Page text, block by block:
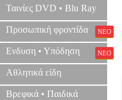
Ταινίες DVD • Blu Ray
Προσωπική φροντίδα ΝΕΟ
Ενδυση • Υπόδηση ΝΕΟ
Αθλητικά είδη
Βρεφικά • Παιδικά